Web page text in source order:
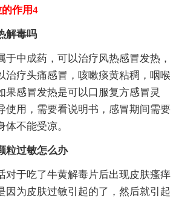
作用4
解毒吗
于中成药，可以治疗风热感冒发热，
治疗头痛感冒，咳嗽痰黄粘稠，咽喉
果感冒发热是可以口服复方感冒灵
使用，需要看说明书，感冒期间需要
不能受凉。
粒过敏怎么办
对于吃了牛黄解毒片后出现皮肤瘙痒
因为皮肤过敏引起的了，然后就引起